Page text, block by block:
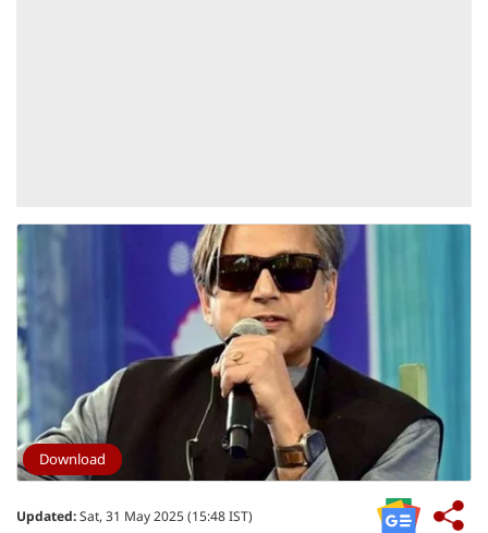
Download
Updated:Sat, 31 May 2025 (15:48 IST)